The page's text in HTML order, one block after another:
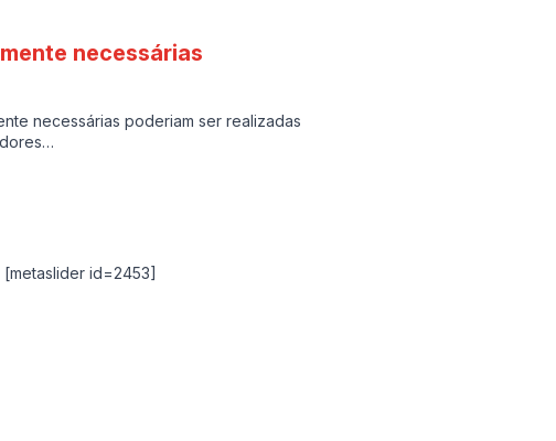
necessárias
necessárias poderiam ser realizadas
id=2453]